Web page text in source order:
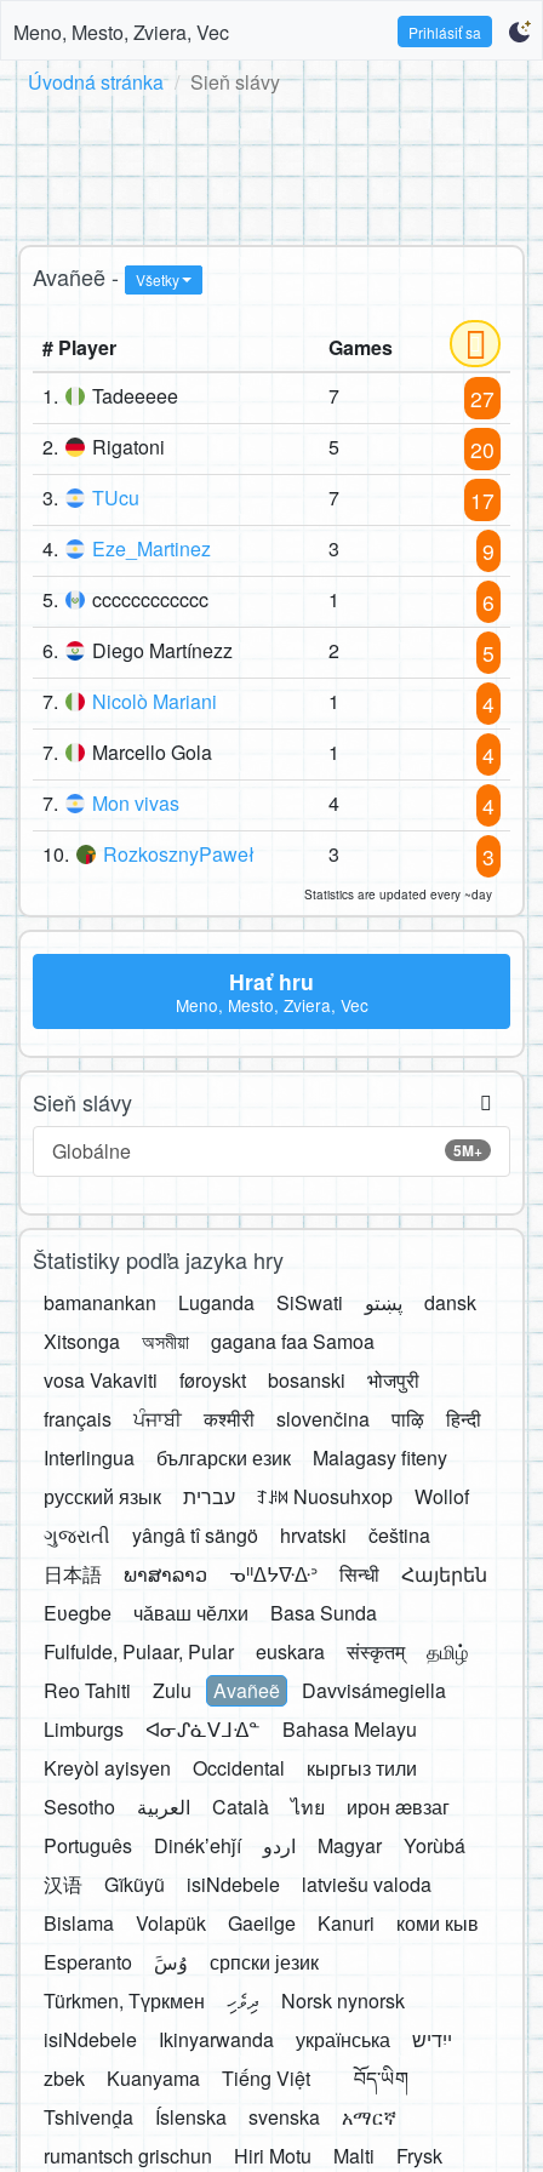
Meno, Mesto, Zviera, Vec Prihlásiť sa
Úvodná stránka Sieň slávy
Avañeẽ - Všetky
# Player
Games
1.
Tadeeeee 7 27
2. Rigatoni 5 20
3. TUcu 7 17
4. Eze_Martinez 3 9
5. cccccccccccc 1 6
6. Diego Martínezz 2 5
7. Nicolò Mariani 1 4
7. Marcello Gola 1 4
7. Mon vivas 4 4
10. RozkosznyPaweł 3 3
Statistics are updated every ~day
Hrať hru
Meno, Mesto, Zviera, Vec
Sieň slávy
5M+
Globálne
Štatistiky podľa jazyka hry
bamanankan Luganda SiSwati پښتو
dansk
Xitsonga
অসমীয়া
gagana faa Samoa
vosa Vakaviti
føroyskt bosanski
भोजपुरी
français
ਪੰਜਾਬੀ कश्मीरी slovenčina पाऴि
हिन्दी
Interlingua
български език
Malagasy fiteny
русский язык
עברית ꆈꌠ꒿ Nuosuhxop
Wollof
ગુજરાતી
yângâ tî sängö hrvatski
čeština
日本語
ພາສາລາວ ᓀᐦᐃᔭᐍᐏᐣ सिन्धी
Հայերեն
Eʋegbe
чӑваш чӗлхи
Basa Sunda
Fulfulde, Pulaar, Pular
euskara संस्कृतम्
தமிழ்
Reo Tahiti
Zulu Avañeẽ
Davvisámegiella
Limburgs
ᐊᓂᔑᓈᐯᒧᐎᓐ
Bahasa Melayu
Kreyòl ayisyen
Occidental
кыргыз тили
Sesotho
العربية Català ไทย
ирон æвзаг
Português
Dinékʼehǰí اردو Magyar
Yorùbá
汉语
Gĩkũyũ isiNdebele
latviešu valoda
Bislama
Volapük Gaeilge Kanuri
коми кыв
Esperanto
َوُسَ
српски језик
Türkmen, Түркмен
ދިވެހި
Norsk nynorsk
isiNdebele
Ikinyarwanda українська
ייִדיש
zbek
Kuanyama Tiếng Việt
བོད་ཡིག
Tshivenḓa
Íslenska svenska
አማርኛ
rumantsch grischun
Hiri Motu Malti Frysk